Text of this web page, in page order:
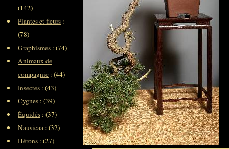
(142)
Plantes et fleurs :
(78)
Graphismes : (74)
Animaux de
compagnie : (44)
Insectes : (43)
Cygnes : (39)
Équidés : (37)
Nausicaa : (32)
Hérons : (27)